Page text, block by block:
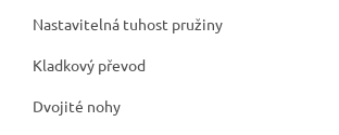
Nastavitelná tuhost pružiny
Kladkový převod
Dvojité nohy